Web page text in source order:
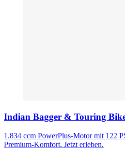
Indian Bagger & Touring
1.834 ccm PowerPlus-Motor mit 122
Premium-Komfort. Jetzt erleben.